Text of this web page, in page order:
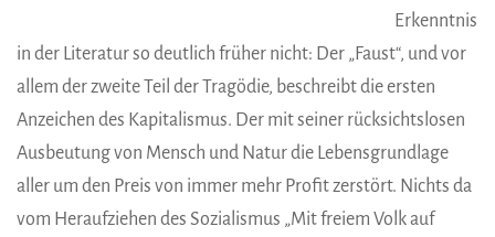
Erkenntnis
in der Literatur so deutlich früher nicht: Der „Faust“, und vor
allem der zweite Teil der Tragödie, beschreibt die ersten
Anzeichen des Kapitalismus. Der mit seiner rücksichtslosen
Ausbeutung von Mensch und Natur die Lebensgrundlage
aller um den Preis von immer mehr Profit zerstört. Nichts da
vom Heraufziehen des Sozialismus „Mit freiem Volk auf